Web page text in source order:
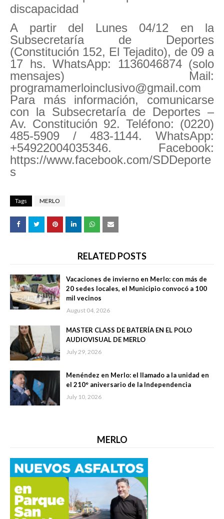
discapacidad
A partir del Lunes 04/12 en la
Subsecretaría de Deportes
(Constitución 152, El Tejadito), de 09 a
17 hs. WhatsApp: 1136046874 (solo
mensajes) Mail:
programamerloinclusivo@gmail.com
Para más información, comunicarse
con la Subsecretaría de Deportes –
Av. Constitución 92. Teléfono: (0220)
485-5909 / 483-1144. WhatsApp:
+54922004035346. Facebook:
https://www.facebook.com/SDDeporte
s
Tags MERLO
RELATED POSTS
Vacaciones de invierno en Merlo: con más de
20 sedes locales, el Municipio convocó a 100
mil vecinos
August 04, 2026
MASTER CLASS DE BATERÍA EN EL POLO
AUDIOVISUAL DE MERLO
July 29, 2026
Menéndez en Merlo: el llamado a la unidad en
el 210° aniversario de la Independencia
July 10, 2026
MERLO